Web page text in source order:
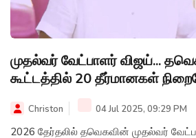
முதல்வர் வேட்பாளர் விஜய்...
கூட்டத்தில் 20 தீர்மானகள்
Christon 04 Jul 2025, 09:29 PM
2026 தேர்தலில் தவெகவின் முதல்வர்